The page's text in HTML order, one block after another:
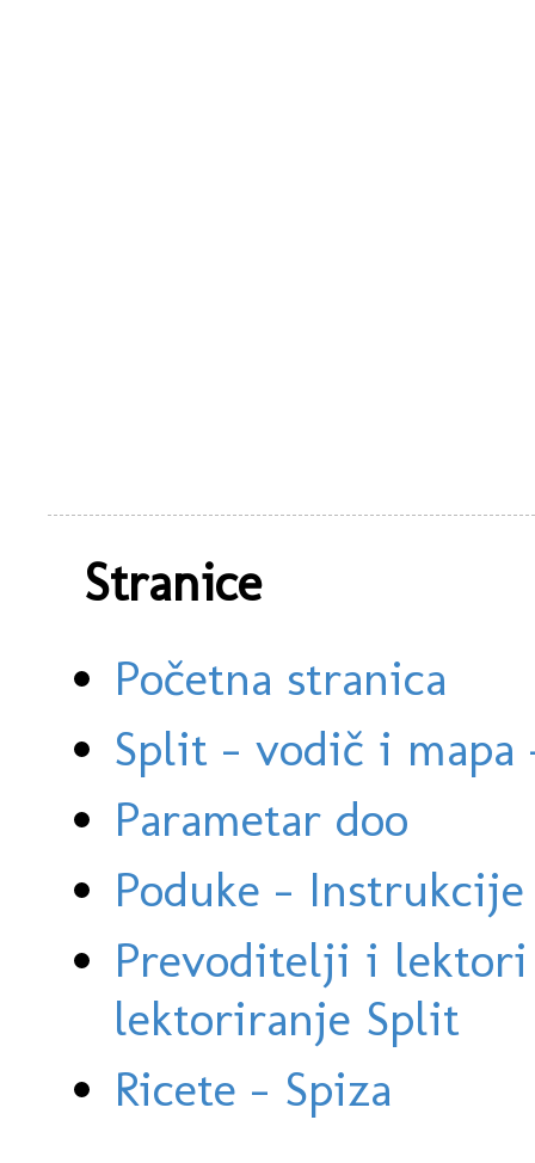
Stranice
Početna stranica
Split - vodič i
Parametar doo
Poduke -
Prevoditelji i
lektoriranje Split
Ricete - Spiza